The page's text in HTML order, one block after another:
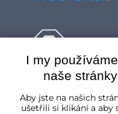
I my
naše
Aby jste na našich
ušetřili si klikání a aby